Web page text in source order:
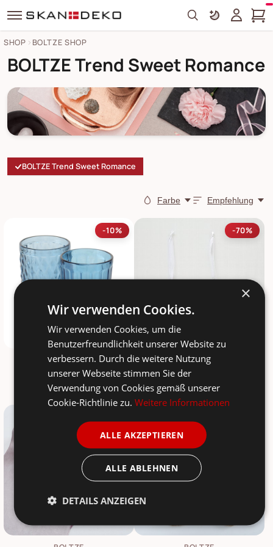
Search
SHOP BOLTZE SHOP
BOLTZE Trend Sweet Romance
BOLTZE Trend Sweet Romance
Farbe Empfehlung
-10%
BOLTZE
Trinkglas Aurora 2er Set
9,90 € 8,90 €
-70%
BOLTZE
Dekoanhänger Love 2er Set
9,90 € 3,00 €
×
Wir verwenden Cookies.
Wir verwenden Cookies, um die
Benutzerfreundlichkeit unserer Website zu
verbessern. Durch die weitere Nutzung
unserer Webseite stimmen Sie der
Verwendung von Cookies gemäß unserer
Cookie-Richtlinie zu. Weitere Informationen
ALLE AKZEPTIEREN
ALLE ABLEHNEN
DETAILS ANZEIGEN